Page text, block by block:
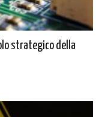
strategico della